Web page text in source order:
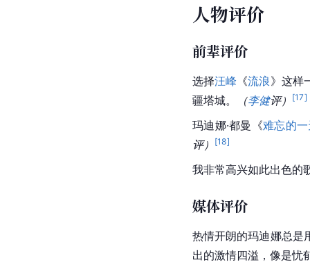
人物评价
前辈评价
选择汪峰 《流浪》这样
疆塔城。
（李健评） [17]
玛迪娜·都曼《难忘的
评）
[18]
我非常高兴如此出色的
媒体评价
热情开朗的玛迪娜总是
出的激情四溢，像是忧